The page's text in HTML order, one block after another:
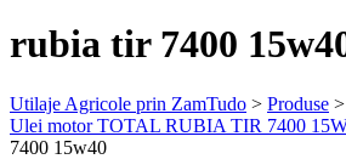
rubia tir 7400
Utilaje Agricole prin ZamTudo > Produse >
Ulei motor TOTAL RUBIA TIR 7400
7400 15w40